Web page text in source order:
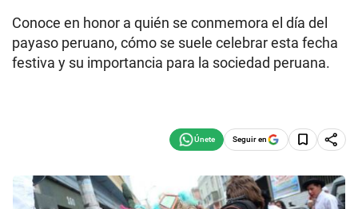
Conoce en honor a quién se conmemora el día del
payaso peruano, cómo se suele celebrar esta fecha
festiva y su importancia para la sociedad peruana.
Seguir en